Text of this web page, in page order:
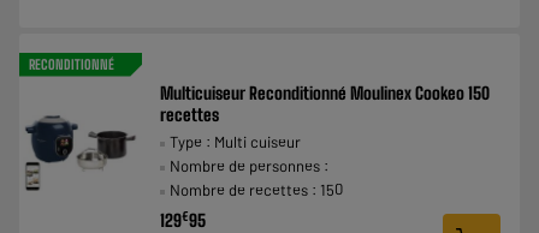
RECONDITIONNÉ
Multicuiseur Reconditionné Moulinex Cookeo 150
recettes
Type : Multi cuiseur
Nombre de personnes :
Nombre de recettes : 150
129€95